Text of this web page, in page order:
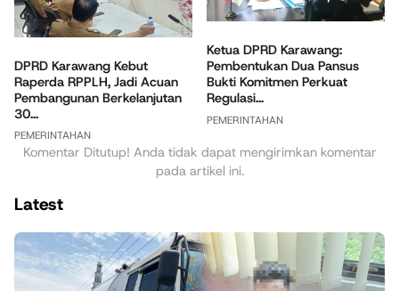
DPRD Karawang Kebut
Raperda RPPLH, Jadi Acuan
Pembangunan Berkelanjutan
30...
PEMERINTAHAN
Ketua DPRD Karawang:
Pembentukan Dua Pansus
Bukti Komitmen Perkuat
Regulasi...
PEMERINTAHAN
Komentar Ditutup! Anda tidak dapat mengirimkan komentar
pada artikel ini.
Latest